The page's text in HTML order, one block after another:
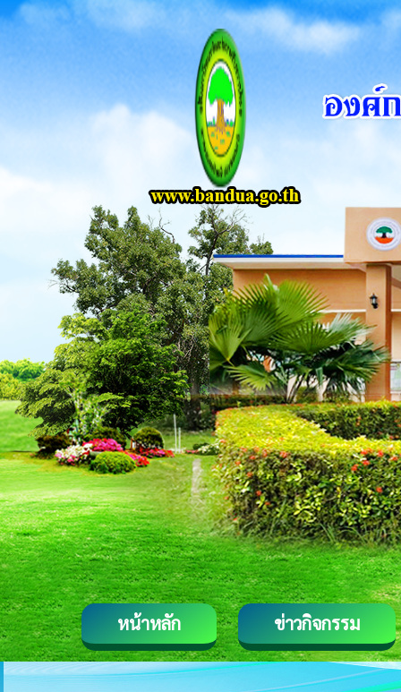
หน้าหลัก ข่าวกิจกรรม